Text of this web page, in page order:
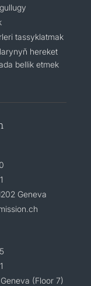
tassyklatmak
hereket
bellik etmek
Geneva
(Floor 7)